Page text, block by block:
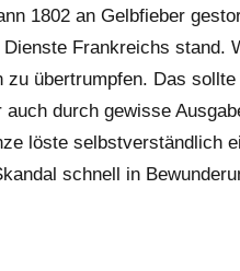
1802 an Gelbfieber
Frankreichs stand.
zu übertrumpfen. Das
durch gewisse
löste selbstverständlich
schnell in